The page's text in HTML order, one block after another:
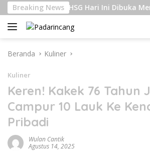
Langsung
ke
konten
Breaking NewsIHSG Hari Ini Dibuka Menguat
Beranda Kuliner
Kuliner
Keren! Kakek 76 Tahun
Campur 10 Lauk Ke
Pribadi
Wulan Cantik
Agustus 14, 2025